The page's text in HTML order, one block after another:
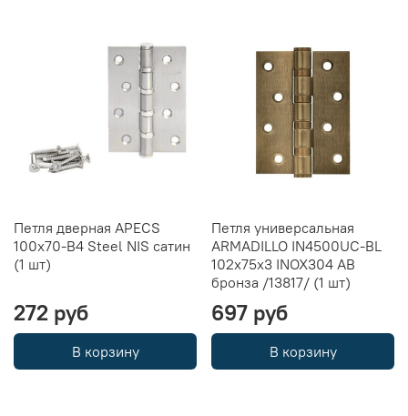
Петля дверная APECS
100x70-B4 Steel NIS сатин
(1 шт)
272 руб
В корзину
Петля универсальная
ARMADILLO IN4500UC-BL
102x75x3 INOX304 AB
бронза /13817/ (1 шт)
697 руб
В корзину